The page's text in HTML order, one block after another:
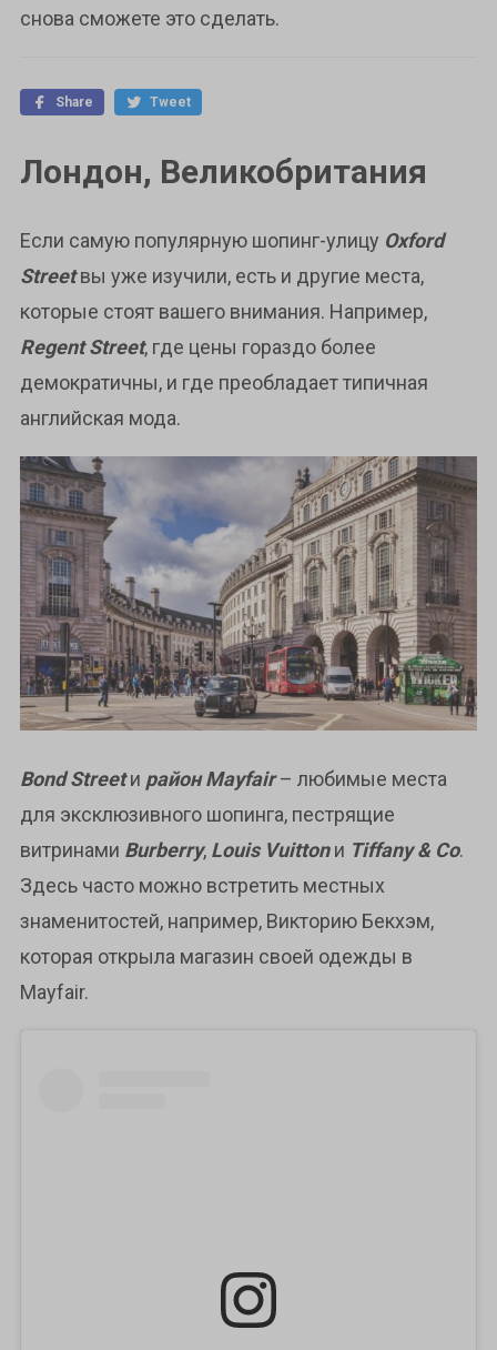
снова сможете это сделать.
Share Tweet
Лондон, Великобритания
Если самую популярную шопинг-улицу Oxford
Streetвы уже изучили, есть и другие места,
которые стоят вашего внимания. Например,
Regent Street, где цены гораздо более
демократичны, и где преобладает типичная
английская мода.
Bond Streetи район Mayfair– любимые места
для эксклюзивного шопинга, пестрящие
витринами Burberry, Louis Vuittonи Tiffany & Co.
Здесь часто можно встретить местных
знаменитостей, например, Викторию Бекхэм,
которая открыла магазин своей одежды в
Mayfair.